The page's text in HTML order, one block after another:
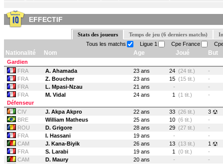
EFFECTIF
Stats des joueurs Temps de jeu (6 derniers matchs)
Tous les matchs
Ligue 1 Cpe France
Nationalité Nom Age Joué But
Gardien
FRA
A. Ahamada 23 ans 24 (24 tit.)
-
FRA
Z. Boucher 23 ans 15 (15 tit.)
-
FRA
L. Mpasi-Nzau 21 ans -
-
FRA
M. Vidal 24 ans 1 (1 tit.)
-
Défenseur
CIV
J. Akpa Akpro 22 ans 33 (26 tit.)
3
BRE
William Matheus 25 ans 10 (6 tit.)
-
ROU
D. Grigore 28 ans 29 (27 tit.)
-
FRA
I. Hassani 19 ans -
-
CAM
J. Kana-Biyik 26 ans 13 (13 tit.)
1
FRA
S. Larabi 19 ans 1 (0 tit.)
-
CAM
D. Maury 20 ans -
-